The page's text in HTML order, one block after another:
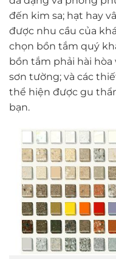
đến kim sa; hạt hay
được nhu cầu của
chọn bồn tắm quý
bồn tắm phải hài
sơn tường; và các
thể hiện được gu
bạn.